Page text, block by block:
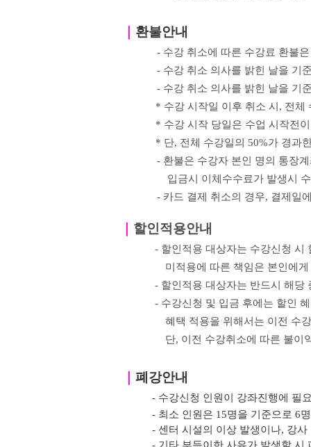
환불안내
- 수강 취소에 따른 수강료 환불
- 수강 취소 의사를 밝힌
날을 기
- 수강 취소 의사를 밝힌
날을 기
* 수강 시작일 이후 취소 시 , 전체
* 수강 시작 당일은 수업 시작전
* 단, 전체 수강일의 50%가 경과
- 환불은 수강자 본인 명의 통장
입금시 이체수수료가 발생시
- 카드 결제 취소의 경우, 결제일
할인적용안내
- 할인적용 대상자는 수강신청 시
미적용에 따른 책임은 본인에
- 할인적용 대상자는 반드시 해당
- 수강신청 및 입금 후에는 할인
혜택 적용을 위해서는 이전 수
단, 이전 수강취소에 따른 불이
폐강안내
- 수강신청 인원이 강좌진행에 필
- 최소 인원은 15명을 기준으로 6
- 센터 시설의 이상 발생이나, 강